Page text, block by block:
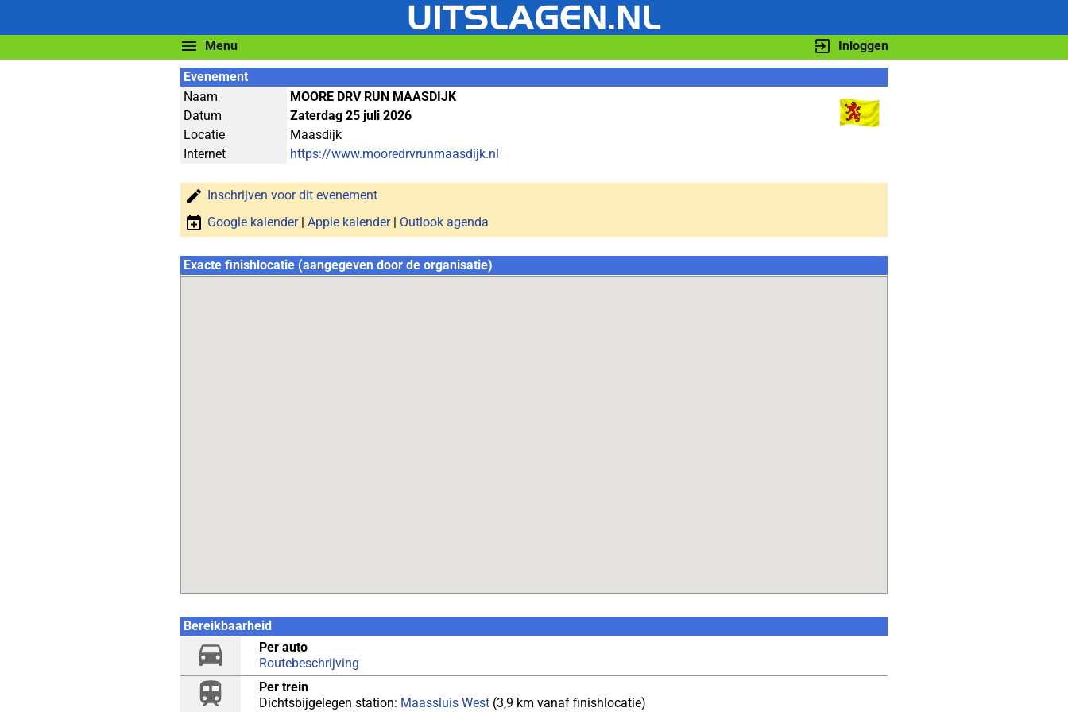
Menu Inloggen
Evenement
Naam
MOORE DRV RUN MAASDIJK
Datum
Zaterdag 25 juli 2026
Locatie
Maasdijk
Internet
https://www.mooredrvrunmaasdijk.nl
Inschrijven voor dit evenement
Google kalender| Apple kalender| Outlook agenda
Exacte finishlocatie (aangegeven door de organisatie)
Bereikbaarheid
Per auto
Routebeschrijving
Per trein
Dichtsbijgelegen station: Maassluis West (3,9 km vanaf finishlocatie)